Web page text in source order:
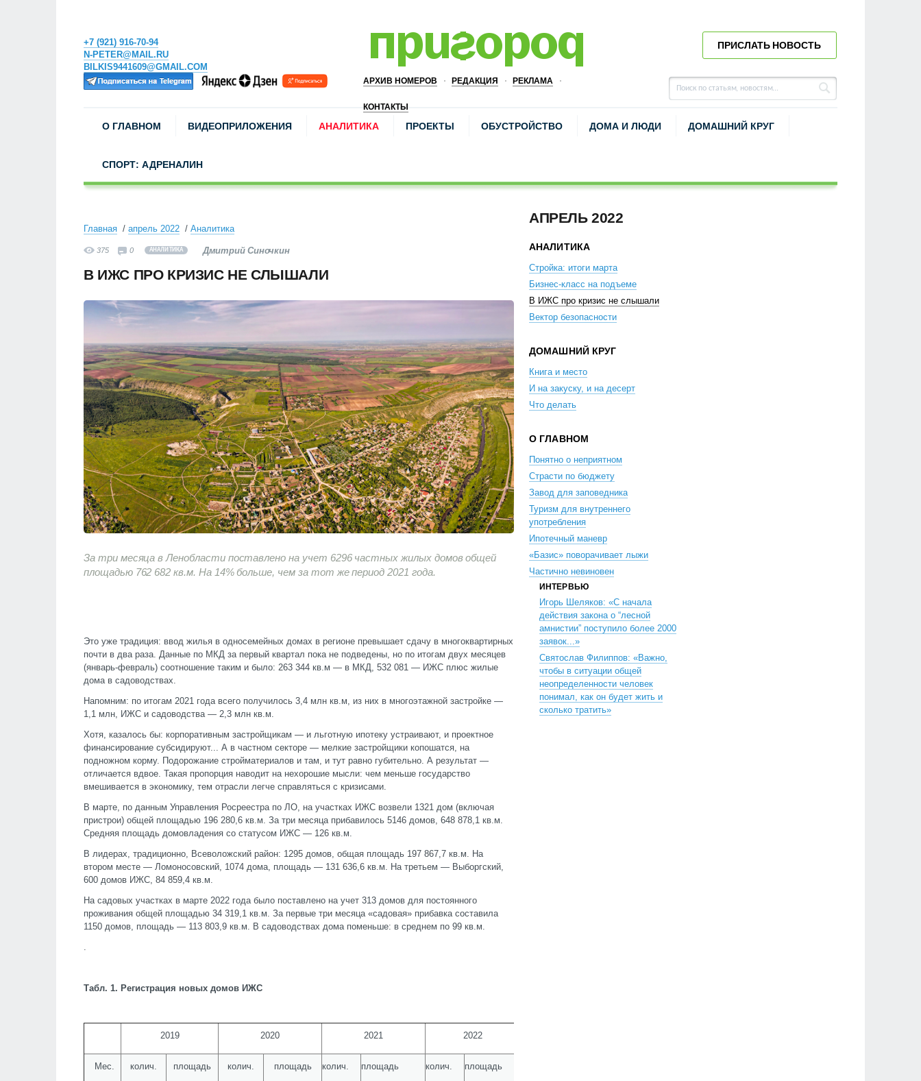
+7 (921) 916-70-94
N-PETER@MAIL.RU
BILKIS9441609@GMAIL.COM
АРХИВ НОМЕРОВ РЕДАКЦИЯ РЕКЛАМА
КОНТАКТЫ
ПРИСЛАТЬ НОВОСТЬ
О ГЛАВНОМ ВИДЕОПРИЛОЖЕНИЯ АНАЛИТИКА ПРОЕКТЫ ОБУСТРОЙСТВО ДОМА И ЛЮДИ ДОМАШНИЙ КРУГ
СПОРТ: АДРЕНАЛИН
Главная апрель 2022 Аналитика
375 0 АНАЛИТИКА Дмитрий Синочкин
В ИЖС ПРО КРИЗИС НЕ СЛЫШАЛИ
За три месяца в Ленобласти поставлено на учет 6296 частных жилых домов общей
площадью 762 682 кв.м. На 14% больше, чем за тот же период 2021 года.
Это уже традиция: ввод жилья в односемейных домах в регионе превышает сдачу в многоквартирных
почти в два раза. Данные по МКД за первый квартал пока не подведены, но по итогам двух месяцев
(январь-февраль) соотношение таким и было: 263 344 кв.м — в МКД, 532 081 — ИЖС плюс жилые
дома в садоводствах.
Напомним: по итогам 2021 года всего получилось 3,4 млн кв.м, из них в многоэтажной застройке —
1,1 млн, ИЖС и садоводства — 2,3 млн кв.м.
Хотя, казалось бы: корпоративным застройщикам — и льготную ипотеку устраивают, и проектное
финансирование субсидируют... А в частном секторе — мелкие застройщики копошатся, на
подножном корму. Подорожание стройматериалов и там, и тут равно губительно. А результат —
отличается вдвое. Такая пропорция наводит на нехорошие мысли: чем меньше государство
вмешивается в экономику, тем отрасли легче справляться с кризисами.
В марте, по данным Управления Росреестра по ЛО, на участках ИЖС возвели 1321 дом (включая
пристрои) общей площадью 196 280,6 кв.м. За три месяца прибавилось 5146 домов, 648 878,1 кв.м.
Средняя площадь домовладения со статусом ИЖС — 126 кв.м.
В лидерах, традиционно, Всеволожский район: 1295 домов, общая площадь 197 867,7 кв.м. На
втором месте — Ломоносовский, 1074 дома, площадь — 131 636,6 кв.м. На третьем — Выборгский,
600 домов ИЖС, 84 859,4 кв.м.
На садовых участках в марте 2022 года было поставлено на учет 313 домов для постоянного
проживания общей площадью 34 319,1 кв.м. За первые три месяца «садовая» прибавка составила
1150 домов, площадь — 113 803,9 кв.м. В садоводствах дома поменьше: в среднем по 99 кв.м.
.
Табл. 1. Регистрация новых домов ИЖС
2019 2020 2021 2022
Мес. колич. площадь колич. площадь колич. площадь колич. площадь
АПРЕЛЬ 2022
АНАЛИТИКА
Стройка: итоги марта
Бизнес-класс на подъеме
В ИЖС про кризис не слышали
Вектор безопасности
ДОМАШНИЙ КРУГ
Книга и место
И на закуску, и на десерт
Что делать
О ГЛАВНОМ
Понятно о неприятном
Страсти по бюджету
Завод для заповедника
Туризм для внутреннего
употребления
Ипотечный маневр
«Базис» поворачивает лыжи
Частично невиновен
ИНТЕРВЬЮ
Игорь Шеляков: «С начала
действия закона о “лесной
амнистии” поступило более 2000
заявок...»
Святослав Филиппов: «Важно,
чтобы в ситуации общей
неопределенности человек
понимал, как он будет жить и
сколько тратить»